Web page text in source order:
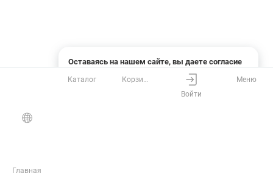
Оставаясь на нашем сайте, вы даете согласие
на использование файлов cookies и сбор данных
системами веб-аналитики
Главная
Каталог
Корзина
Войти
Меню